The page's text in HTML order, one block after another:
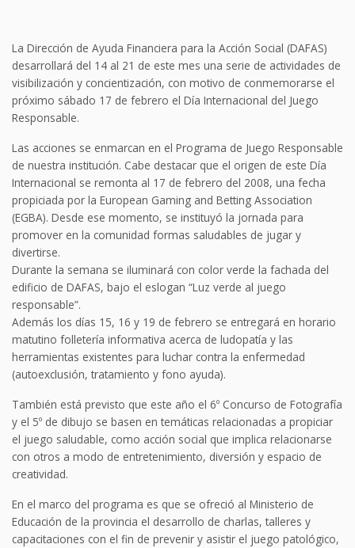
La Dirección de Ayuda Financiera para la Acción Social (DAFAS)
desarrollará del 14 al 21 de este mes una serie de actividades de
visibilización y concientización, con motivo de conmemorarse el
próximo sábado 17 de febrero el Día Internacional del Juego
Responsable.
Las acciones se enmarcan en el Programa de Juego Responsable
de nuestra institución. Cabe destacar que el origen de este Día
Internacional se remonta al 17 de febrero del 2008, una fecha
propiciada por la European Gaming and Betting Association
(EGBA). Desde ese momento, se instituyó la jornada para
promover en la comunidad formas saludables de jugar y
divertirse.
Durante la semana se iluminará con color verde la fachada del
edificio de DAFAS, bajo el eslogan “Luz verde al juego
responsable”.
Además los días 15, 16 y 19 de febrero se entregará en horario
matutino folletería informativa acerca de ludopatía y las
herramientas existentes para luchar contra la enfermedad
(autoexclusión, tratamiento y fono ayuda).
También está previsto que este año el 6º Concurso de Fotografía
y el 5º de dibujo se basen en temáticas relacionadas a propiciar
el juego saludable, como acción social que implica relacionarse
con otros a modo de entretenimiento, diversión y espacio de
creatividad.
En el marco del programa es que se ofreció al Ministerio de
Educación de la provincia el desarrollo de charlas, talleres y
capacitaciones con el fin de prevenir y asistir el juego patológico,